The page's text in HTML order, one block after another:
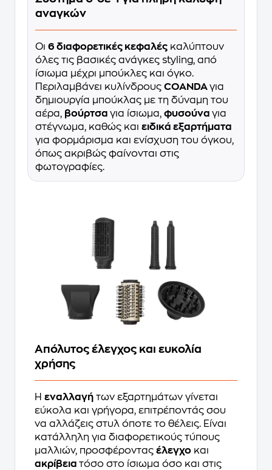
αναγκών
Οι 6 διαφορετικές κεφαλές καλύπτουν
όλες τις βασικές ανάγκες styling, από
ίσιωμα μέχρι μπούκλες και όγκο.
Περιλαμβάνει κυλίνδρους COANDAγια
δημιουργία μπούκλας με τη δύναμη του
αέρα, βούρτσα για ίσιωμα, φυσούνα για
στέγνωμα, καθώς και ειδικά εξαρτήματα
για φορμάρισμα και ενίσχυση του όγκου,
όπως ακριβώς φαίνονται στις
φωτογραφίες.
Απόλυτος έλεγχος και ευκολία
χρήσης
Η εναλλαγή των εξαρτημάτων γίνεται
εύκολα και γρήγορα, επιτρέποντάς σου
να αλλάζεις στυλ όποτε το θέλεις. Είναι
κατάλληλη για διαφορετικούς τύπους
μαλλιών, προσφέροντας έλεγχο και
ακρίβεια τόσο στο ίσιωμα όσο και στις